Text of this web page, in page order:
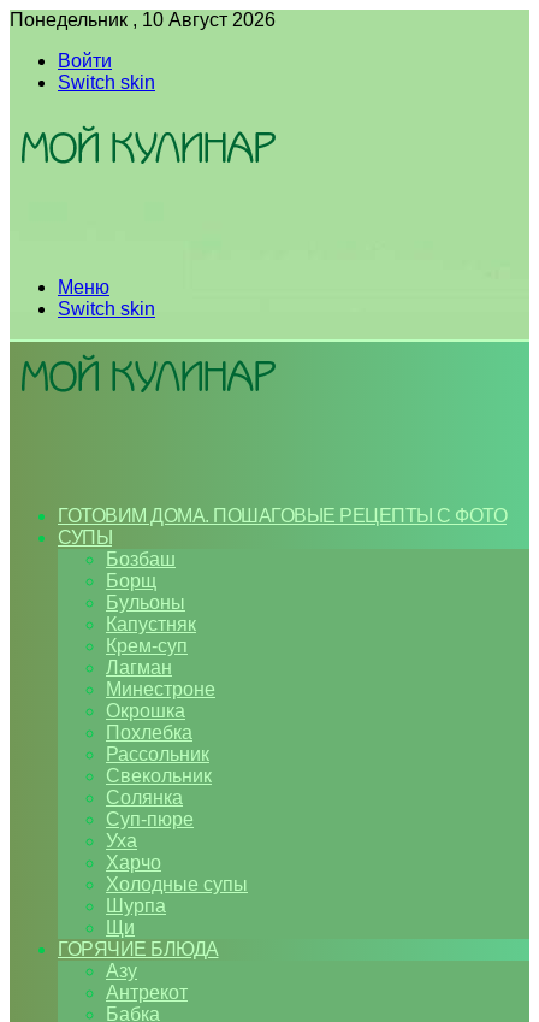
Понедельник , 10 Август 2026
Войти
Switch skin
Меню
Switch skin
ГОТОВИМ ДОМА. ПОШАГОВЫЕ РЕЦЕПТЫ С ФОТО
СУПЫ
Бозбаш
Борщ
Бульоны
Капустняк
Крем-суп
Лагман
Минестроне
Окрошка
Похлебка
Рассольник
Свекольник
Солянка
Суп-пюре
Уха
Харчо
Холодные супы
Шурпа
Щи
ГОРЯЧИЕ БЛЮДА
Азу
Антрекот
Бабка